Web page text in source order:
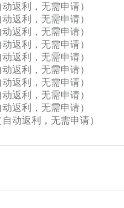
返利，无需申请）
返利，无需申请）
返利，无需申请）
返利，无需申请）
返利，无需申请）
返利，无需申请）
返利，无需申请）
返利，无需申请）
返利，无需申请）
动返利，无需申请）